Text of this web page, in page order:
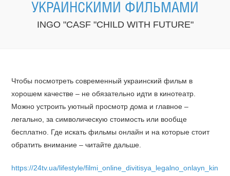
УКРАИНСКИМИ ФИЛЬМАМИ
INGO "CASF "CHILD WITH FUTURE"
Чтобы посмотреть современный украинский фильм в
хорошем качестве – не обязательно идти в кинотеатр.
Можно устроить уютный просмотр дома и главное –
легально, за символическую стоимость или вообще
бесплатно. Где искать фильмы онлайн и на которые стоит
обратить внимание – читайте дальше.
https://24tv.ua/lifestyle/filmi_online_divitisya_legalno_onlayn_kin